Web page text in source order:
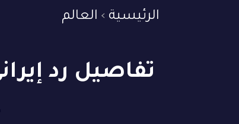
الرئيسية العالم